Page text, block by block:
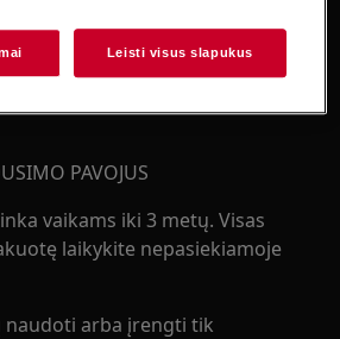
PAVOJUS
vaikams iki 3 metų. Visas
laikykite nepasiekiamoje
arba įrengti tik
Leisti visus slapukus